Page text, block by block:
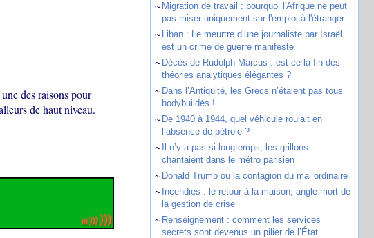
des raisons pour
de haut niveau.
~ Migration de travail : pourquoi l'Afrique ne peut
pas miser uniquement sur l'emploi à l'étranger
~ Liban : Le meurtre d’une journaliste par Israël
est un crime de guerre manifeste
~ Décès de Rudolph Marcus : est-ce la fin des
théories analytiques élégantes ?
~ Dans l’Antiquité, les Grecs n’étaient pas tous
bodybuildés !
~ De 1940 à 1944, quel véhicule roulait en
l’absence de pétrole ?
~
Il n’y a pas si longtemps, les grillons
chantaient dans le métro parisien
~ Donald Trump ou la contagion du mal ordinaire
~ Incendies : le retour à la maison, angle mort de
la gestion de crise
~ Renseignement : comment les services
secrets sont devenus un pilier de l’État